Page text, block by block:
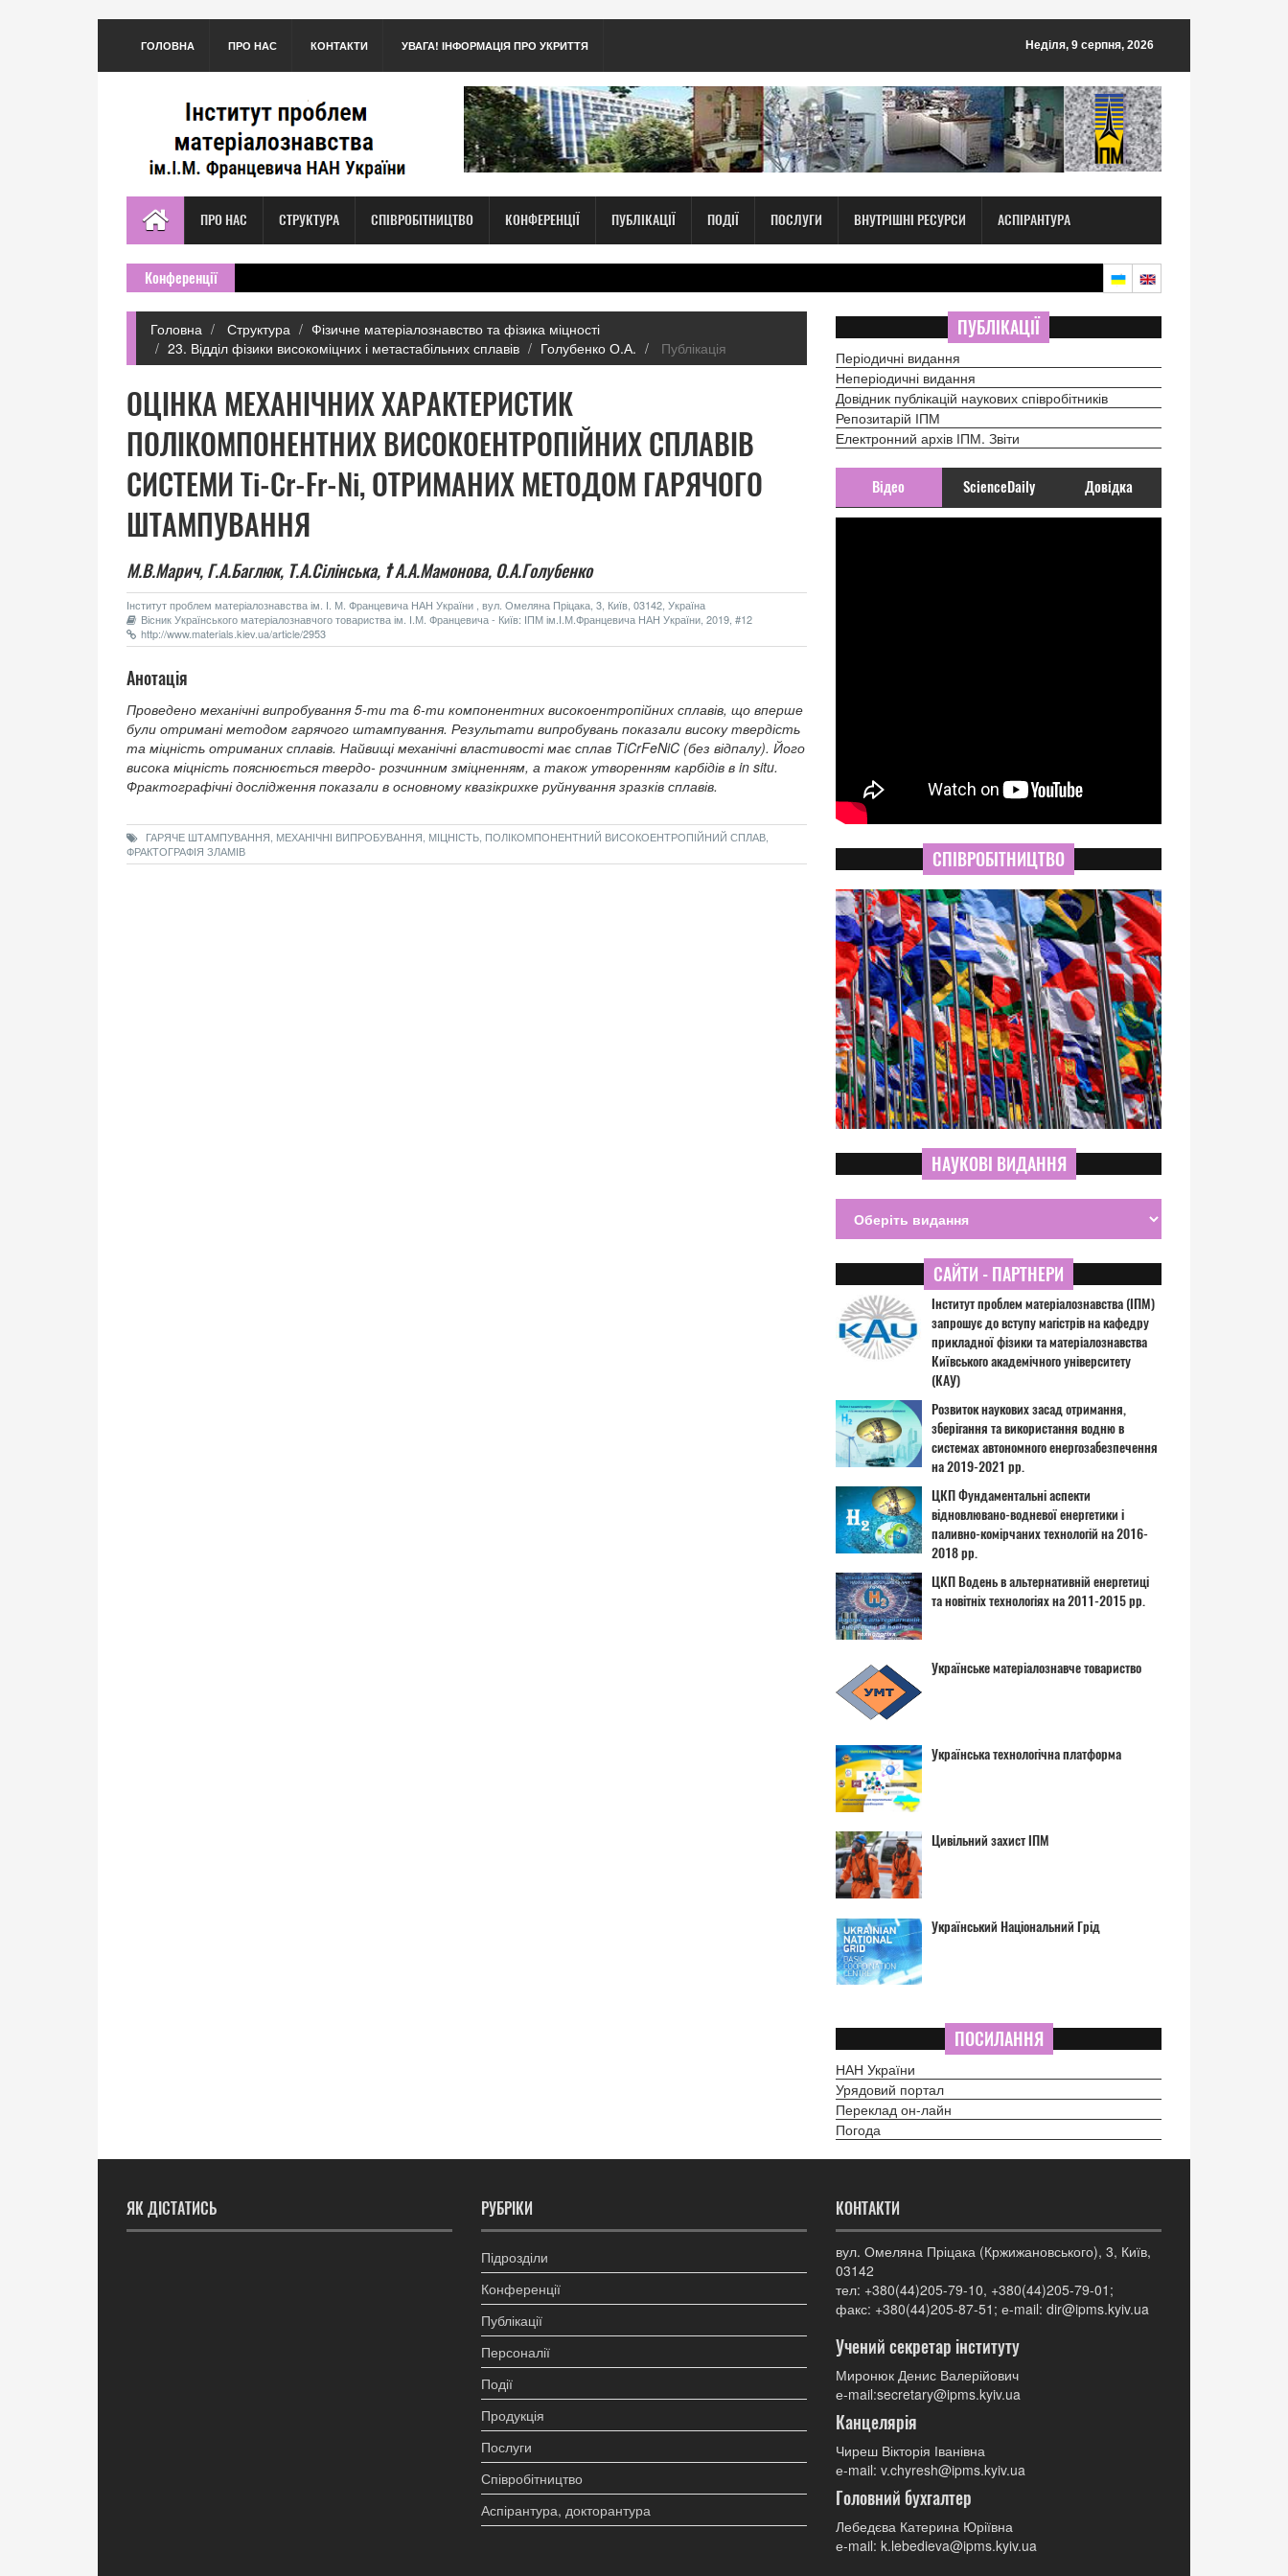
ГОЛОВНА ПРО НАС КОНТАКТИ УВАГА! ІНФОРМАЦІЯ ПРО УКРИТТЯ Неділя, 9 серпня, 2026
ПРО НАС СТРУКТУРА СПІВРОБІТНИЦТВО КОНФЕРЕНЦІЇ ПУБЛІКАЦІЇ ПОДІЇ ПОСЛУГИ ВНУТРІШНІ РЕСУРСИ АСПІРАНТУРА
Конференції
Головна Структура
Фізичне матеріалознавство та фізика міцності
23. Відділ фізики високоміцних і метастабільних сплавів
Голубенко О.А. Публікація
ОЦІНКА МЕХАНІЧНИХ ХАРАКТЕРИСТИК
ПОЛІКОМПОНЕНТНИХ ВИСОКОЕНТРОПІЙНИХ СПЛАВІВ
СИСТЕМИ Ti-Cr-Fr-Ni, ОТРИМАНИХ МЕТОДОМ ГАРЯЧОГО
ШТАМПУВАННЯ
М.В.Марич, Г.А.Баглюк, Т.А.Сілінська, †А.А.Мамонова, О.А.Голубенко
Інститут проблем матеріалознавства ім. І. М. Францевича НАН України , вул. Омеляна Пріцака, 3, Київ, 03142, Україна
Вісник Українського матеріалознавчого товариства ім. І.М. Францевича - Київ: ІПМ ім.І.М.Францевича НАН України, 2019, #12
http://www.materials.kiev.ua/article/2953
Анотація
Проведено механічні випробування 5-ти та 6-ти компонентних високоентропійних сплавів, що вперше
були отримані методом гарячого штампування. Результати випробувань показали високу твердість
та міцність отриманих сплавів. Найвищі механічні властивості має сплав TiCrFeNiC (без відпалу). Його
висока міцність пояснюється твердо- розчинним зміцненням, а також утворенням карбідів в in situ.
Фрактографічні дослідження показали в основному квазікрихке руйнування зразків сплавів.
ГАРЯЧЕ ШТАМПУВАННЯ, МЕХАНІЧНІ ВИПРОБУВАННЯ, МІЦНІСТЬ, ПОЛІКОМПОНЕНТНИЙ ВИСОКОЕНТРОПІЙНИЙ СПЛАВ,
ФРАКТОГРАФІЯ ЗЛАМІВ
ПУБЛІКАЦІЇ
Періодичні видання
Неперіодичні видання
Довідник публікацій наукових співробітників
Репозитарій ІПМ
Електронний архів ІПМ. Звіти
Відео ScienceDaily Довідка
СПІВРОБІТНИЦТВО
НАУКОВІ ВИДАННЯ
САЙТИ - ПАРТНЕРИ
Інститут проблем матеріалознавства (ІПМ)
запрошує до вступу магістрів на кафедру
прикладної фізики та матеріалознавства
Київського академічного університету
(КАУ)
Розвиток наукових засад отримання,
зберігання та використання водню в
системах автономного енергозабезпечення
на 2019-2021 рр.
ЦКП Фундаментальні аспекти
відновлювано-водневої енергетики і
паливно-комірчаних технологій на 2016-
2018 рр.
ЦКП Водень в альтернативній енергетиці
та новітніх технологіях на 2011-2015 рр.
Українське матеріалознавче товариство
Українська технологічна платформа
Цивільний захист ІПМ
Український Національний Грід
ПОСИЛАННЯ
НАН України
Урядовий портал
Переклад он-лайн
Погода
ЯК ДІСТАТИСЬ РУБРІКИ
Підрозділи
Конференції
Публікації
Персоналії
Події
Продукція
Послуги
Співробітництво
Аспірантура, докторантура
КОНТАКТИ
вул. Омеляна Пріцака (Кржижановського), 3, Київ,
03142
тел: +380(44)205-79-10, +380(44)205-79-01;
факс: +380(44)205-87-51; е-mail: dir@ipms.kyiv.ua
Учений секретар інституту
Миронюк Денис Валерійович
е-mail:secretary@ipms.kyiv.ua
Канцелярія
Чиреш Вікторія Іванівна
е-mail: v.chyresh@ipms.kyiv.ua
Головний бухгалтер
Лебедєва Катерина Юріївна
е-mail: k.lebedieva@ipms.kyiv.ua